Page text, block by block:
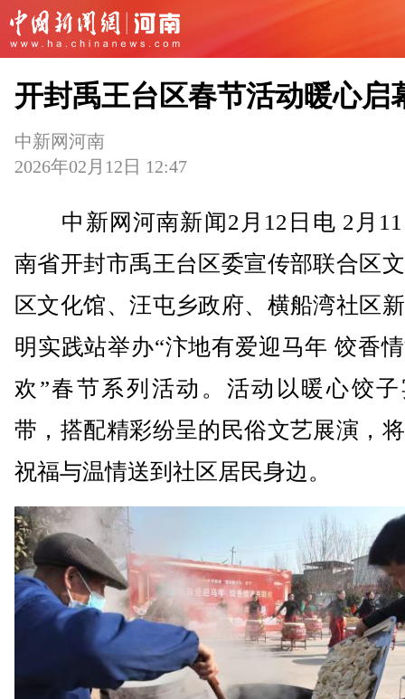
开封禹王台区春节活动暖心启
中新网河南
2026年02月12日 12:47
中新网河南新闻2月12日电 2月11
南省开封市禹王台区委宣传部联合区
区文化馆、汪屯乡政府、横船湾社区
明实践站举办“汴地有爱迎马年 饺香
欢”春节系列活动。活动以暖心饺
带，搭配精彩纷呈的民俗文艺展演，
祝福与温情送到社区居民身边。